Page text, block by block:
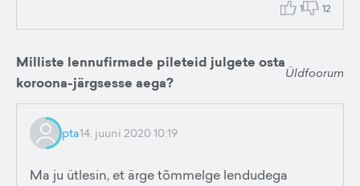
1 12
Milliste lennufirmade pileteid julgete osta
koroona-järgsesse aega?
Üldfoorum
pta14. juuni 2020 10:19
Ma ju ütlesin, et ärge tõmmelge lendudega